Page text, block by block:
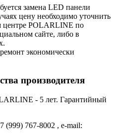
замена LED панели
цену необходимо уточнить
центре POLARLINE по
сайте, либо в
экономически
производителя
- 5 лет. Гарантийный
(999) 767-8002 , e-mail: